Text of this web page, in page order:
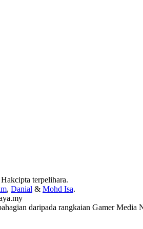
terpelihara.
, Danial & Mohd Isa.
daripada rangkaian Gamer Media